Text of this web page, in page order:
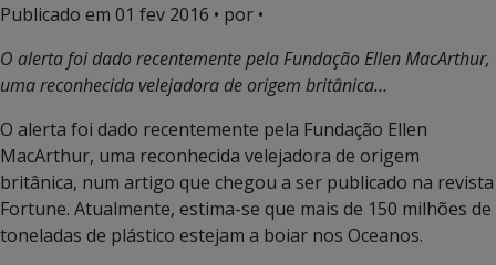
Publicado em 01 fev 2016 • por •
O alerta foi dado recentemente pela Fundação Ellen MacArthur,
uma reconhecida velejadora de origem britânica…
O alerta foi dado recentemente pela Fundação Ellen
MacArthur, uma reconhecida velejadora de origem
britânica, num artigo que chegou a ser publicado na revista
Fortune. Atualmente, estima-se que mais de 150 milhões de
toneladas de plástico estejam a boiar nos Oceanos.